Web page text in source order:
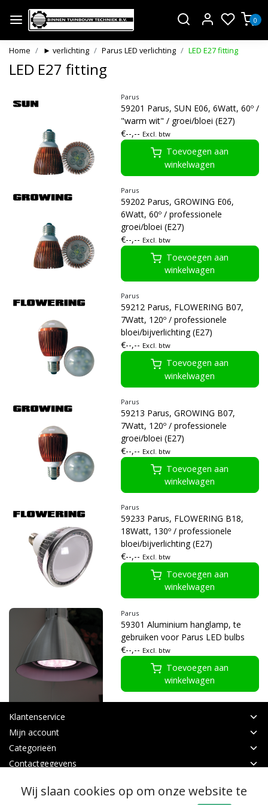
0
Home ► verlichting Parus LED verlichting LED E27 fitting
LED E27 fitting
Parus
59201 Parus, SUN E06, 6Watt, 60º /
"warm wit" / groei/bloei (E27)
€--,-- Excl. btw
Toevoegen aan
winkelwagen
Parus
59202 Parus, GROWING E06,
6Watt, 60º / professionele
groei/bloei (E27)
€--,-- Excl. btw
Toevoegen aan
winkelwagen
Parus
59212 Parus, FLOWERING B07,
7Watt, 120º / professionele
bloei/bijverlichting (E27)
€--,-- Excl. btw
Toevoegen aan
winkelwagen
Parus
59213 Parus, GROWING B07,
7Watt, 120º / professionele
groei/bloei (E27)
€--,-- Excl. btw
Toevoegen aan
winkelwagen
Parus
59233 Parus, FLOWERING B18,
18Watt, 130º / professionele
bloei/bijverlichting (E27)
€--,-- Excl. btw
Toevoegen aan
winkelwagen
Parus
59301 Aluminium hanglamp, te
gebruiken voor Parus LED bulbs
€--,-- Excl. btw
Toevoegen aan
winkelwagen
Klantenservice
Mijn account
Categorieën
Contactgegevens
© Copyright 2026 - Binnen Tuinbouw Techniek | Realisatie InStijl Media
Wij slaan cookies op om onze website te